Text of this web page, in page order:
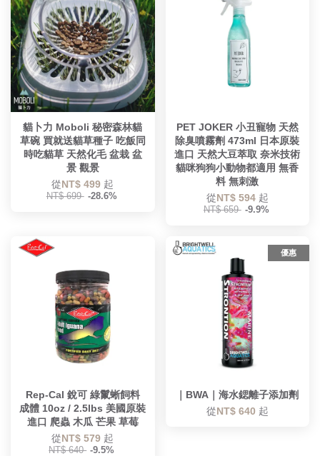
貓卜力 Moboli 秘密森林貓
草碗 買就送貓草種子 吃飯同
時吃貓草 天然化毛 盆栽 盆
景 觀景
從NT$ 499 起
NT$ 699 -28.6%
PET JOKER 小丑寵物 天然
除臭噴霧劑 473ml 日本原裝
進口 天然大豆萃取 奈米技術
貓咪狗狗小動物都適用 無香
料 無刺激
從NT$ 594 起
NT$ 659 -9.9%
Rep-Cal 銳可 綠鬣蜥飼料
成體 10oz / 2.5lbs 美國原裝
進口 爬蟲 木瓜 芒果 草莓
從NT$ 579 起
NT$ 640 -9.5%
優惠
｜BWA｜海水鍶離子添加劑
從NT$ 640 起